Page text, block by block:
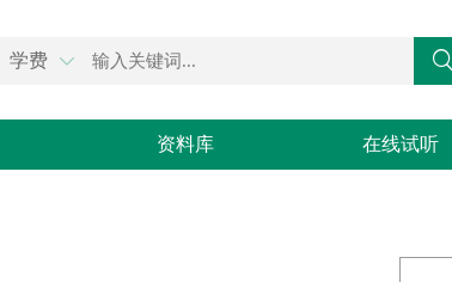
学费  
资料库 在线试听